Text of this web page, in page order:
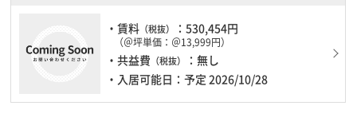
・賃料 （税抜） ：530,454円
（＠坪単価：＠13,999円）
・共益費 （税抜）
：無し
・入居可能日：予定 2026/10/28